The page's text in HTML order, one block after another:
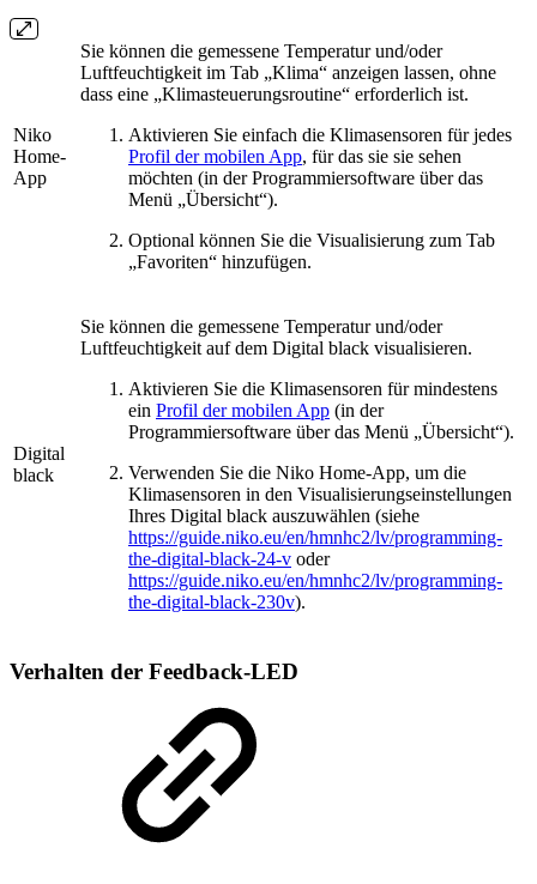
Niko
Home-
App
Sie können die gemessene Temperatur und/oder
Luftfeuchtigkeit im Tab „Klima“ anzeigen lassen, ohne
dass eine „Klimasteuerungsroutine“ erforderlich ist.
Aktivieren Sie einfach die Klimasensoren für jedes
Profil der mobilen App, für das sie sie sehen
möchten (in der Programmiersoftware über das
Menü „Übersicht“).
Optional können Sie die Visualisierung zum Tab
„Favoriten“ hinzufügen.
Digital
black
Sie können die gemessene Temperatur und/oder
Luftfeuchtigkeit auf dem Digital black visualisieren.
Aktivieren Sie die Klimasensoren für mindestens
ein Profil der mobilen App (in der
Programmiersoftware über das Menü „Übersicht“).
Verwenden Sie die Niko Home-App, um die
Klimasensoren in den Visualisierungseinstellungen
Ihres Digital black auszuwählen (siehe
https://guide.niko.eu/en/hmnhc2/lv/programming-
the-digital-black-24-v oder
https://guide.niko.eu/en/hmnhc2/lv/programming-
the-digital-black-230v).
Verhalten der Feedback-LED